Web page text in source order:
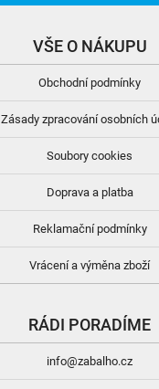
VŠE O NÁKUPU
Obchodní podmínky
Zásady zpracování osobních
Soubory cookies
Doprava a platba
Reklamační podmínky
Vrácení a výměna zboží
RÁDI PORADÍME
info@zabalho.cz